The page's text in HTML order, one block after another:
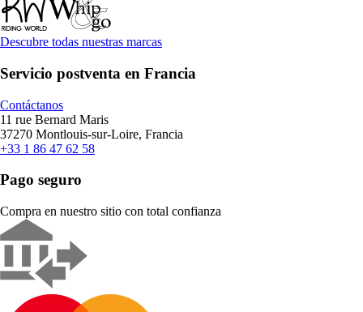
Descubre todas nuestras marcas
Servicio postventa en Francia
Contáctanos
11 rue Bernard Maris
37270 Montlouis-sur-Loire, Francia
+33 1 86 47 62 58
Pago seguro
Compra en nuestro sitio con total confianza